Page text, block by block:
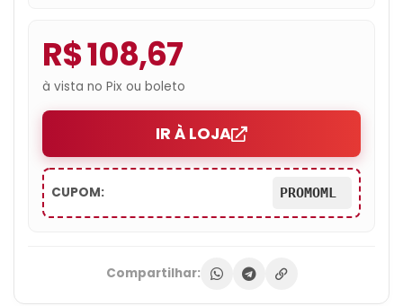
R$ 108,67
à vista no Pix ou boleto
IR À LOJA
CUPOM: PROMOML
Compartilhar: